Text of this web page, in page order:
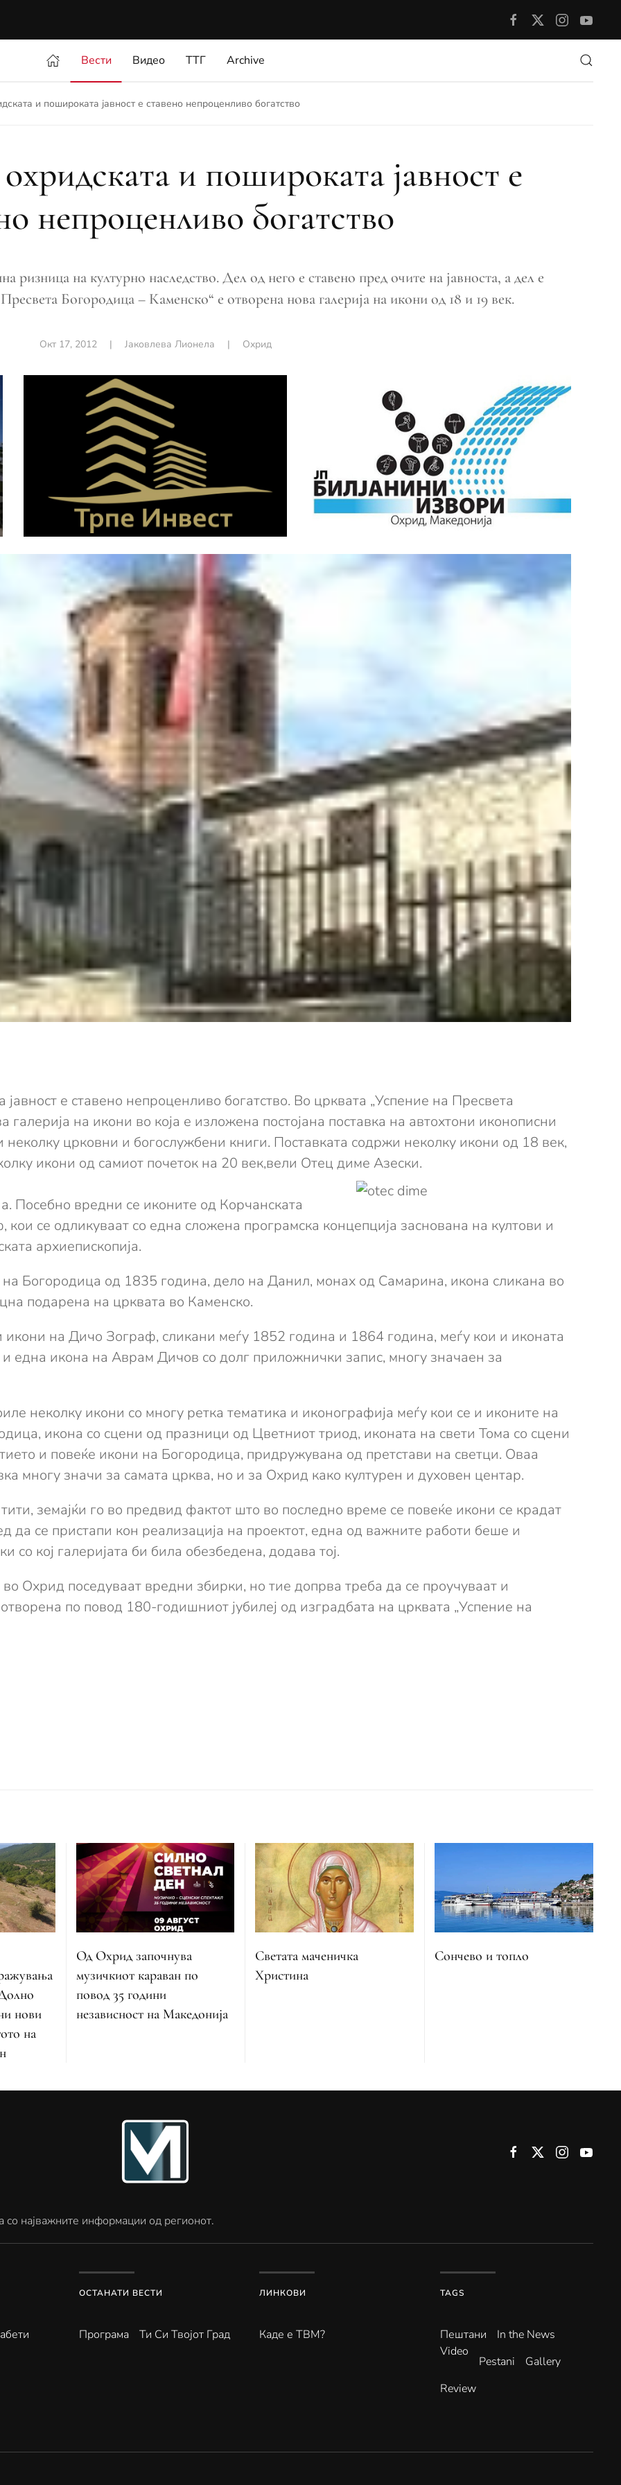
Вести Видео ТТГ Archive
и пошироката јавност е ставено непроценливо богатство
и пошироката јавност е
непроценливо богатство
ризница на културно наследство. Дел од него е ставено пред очите на јавноста, а дел е
Богородица – Каменско“ е отворена нова галерија на икони од 18 и 19 век.
Окт 17, 2012| Јаковлева Лионела | Охрид
е ставено непроценливо богатство. Во црквата „Успение на Пресвета
на икони во која е изложена постојана поставка на автохтони иконописни
црковни и богослужбени книги. Поставката содржи неколку икони од 18 век,
икони од самиот почеток на 20 век,вели Отец диме Азески.
Посебно вредни се иконите од Корчанската
се одликуваат со една сложена програмска концепција заснована на култови и
архиепископија.
на Богородица од 1835 година, дело на Данил, монах од Самарина, икона сликана во
подарена на црквата во Каменско.
на Дичо Зограф, сликани меѓу 1852 година и 1864 година, меѓу кои и иконата
една икона на Аврам Дичов со долг приложнички запис, многу значаен за
неколку икони со многу ретка тематика и иконографија меѓу кои се и иконите на
икона со сцени од празници од Цветниот триод, иконата на свети Тома со сцени
и повеќе икони на Богородица, придружувана од претстави на светци. Оваа
многу значи за самата црква, но и за Охрид како културен и духовен центар.
земајќи го во предвид фактот што во последно време се повеќе икони се крадат
да се пристапи кон реализација на проектот, една од важните работи беше и
кој галеријата би била обезбедена, додава тој.
Охрид поседуваат вредни збирки, но тие допрва треба да се проучуваат и
по повод 180-годишниот јубилеј од изградбата на црквата „Успение на
нови
на
Од Охрид започнува
музичкиот караван по
повод 35 години
независност на Македонија
Светата маченичка
Христина
Сончево и топло
најважните информации од регионот.
ОСТАНАТИ ВЕСТИ
Програма Ти Си Твојот Град
ЛИНКОВИ
Каде е ТВМ?
TAGS
Пештани
In the News
Video
Pestani
Gallery
Review